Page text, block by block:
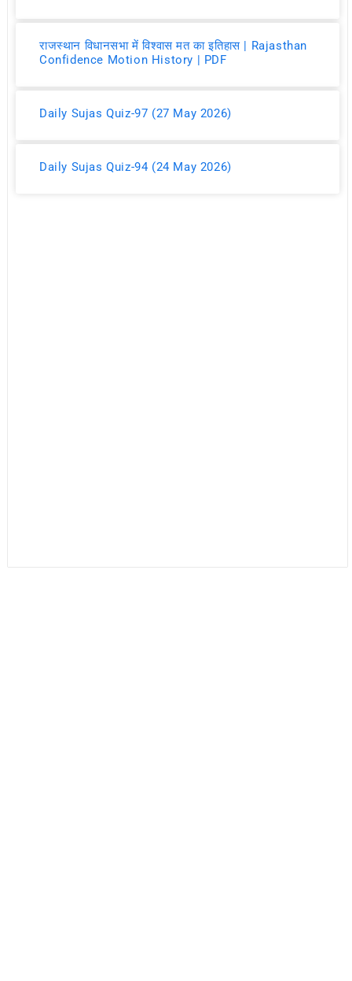
राजस्थान विधानसभा में विश्वास मत का इतिहास | Rajasthan
Confidence Motion History | PDF
Daily Sujas Quiz-97 (27 May 2026)
Daily Sujas Quiz-94 (24 May 2026)